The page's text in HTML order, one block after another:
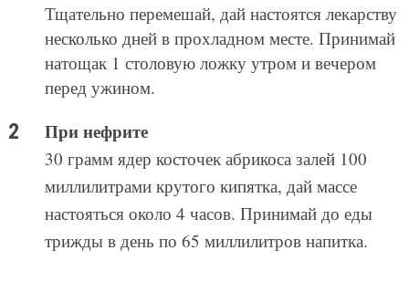
Тщательно перемешай, дай настоятся лекарству
несколько дней в прохладном месте. Принимай
натощак 1 столовую ложку утром и вечером
перед ужином.
При нефрите
30 грамм ядер косточек абрикоса залей 100
миллилитрами крутого кипятка, дай массе
настояться около 4 часов. Принимай до еды
трижды в день по 65 миллилитров напитка.